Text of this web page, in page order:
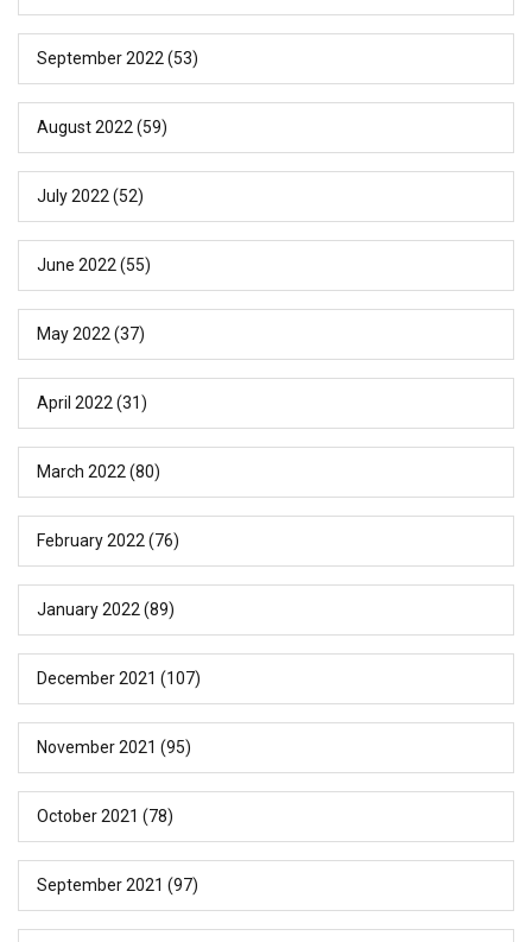
September 2022 (53)
August 2022 (59)
July 2022 (52)
June 2022 (55)
May 2022 (37)
April 2022 (31)
March 2022 (80)
February 2022 (76)
January 2022 (89)
December 2021 (107)
November 2021 (95)
October 2021 (78)
September 2021 (97)